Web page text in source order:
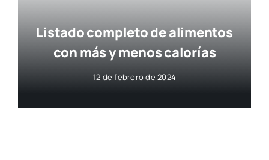
Listado completo de alimentos
con más y menos calorías
12 de febrero de 2024